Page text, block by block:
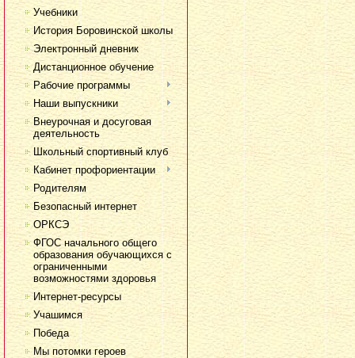
Учебники
История Боровинской школы
Электронный дневник
Дистанционное обучение
Рабочие программы
Наши выпускники
Внеурочная и досуговая
деятельность
Школьный спортивный клуб
Кабинет профориентации
Родителям
Безопасный интернет
ОРКСЭ
ФГОС начального общего
образования обучающихся с
ограниченными
возможностями здоровья
Интернет-ресурсы
Учашимся
Победа
Мы потомки героев